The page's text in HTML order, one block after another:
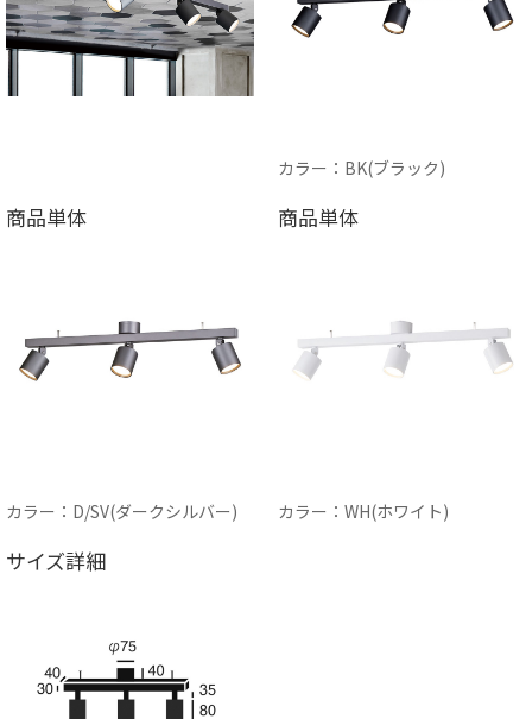
カラー：BK(ブラック)
商品単体
カラー：D/SV(ダークシルバー)
商品単体
カラー：WH(ホワイト)
サイズ詳細